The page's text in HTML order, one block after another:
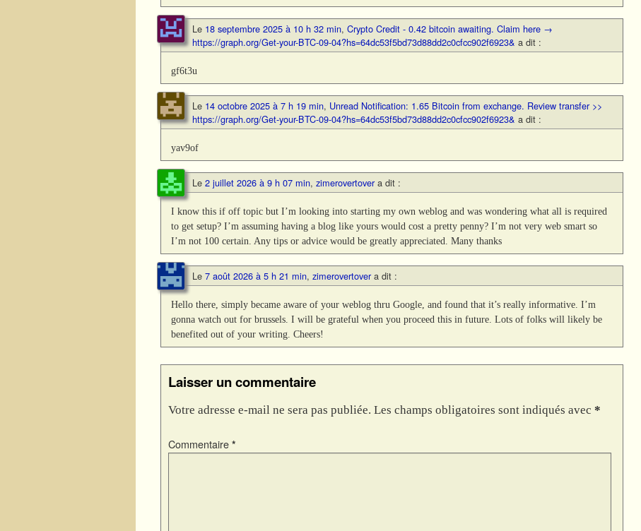
Le 18 septembre 2025 à 10 h 32 min, Crypto Credit - 0.42 bitcoin awaiting. Claim here →
https://graph.org/Get-your-BTC-09-04?hs=64dc53f5bd73d88dd2c0cfcc902f6923& a dit :
gf6t3u
Le 14 octobre 2025 à 7 h 19 min, Unread Notification: 1.65 Bitcoin from exchange. Review transfer >>
https://graph.org/Get-your-BTC-09-04?hs=64dc53f5bd73d88dd2c0cfcc902f6923& a dit :
yav9of
Le 2 juillet 2026 à 9 h 07 min, zimerovertover a dit :
I know this if off topic but I’m looking into starting my own weblog and was wondering what all is required
to get setup? I’m assuming having a blog like yours would cost a pretty penny? I’m not very web smart so
I’m not 100 certain. Any tips or advice would be greatly appreciated. Many thanks
Le 7 août 2026 à 5 h 21 min, zimerovertover a dit :
Hello there, simply became aware of your weblog thru Google, and found that it’s really informative. I’m
gonna watch out for brussels. I will be grateful when you proceed this in future. Lots of folks will likely be
benefited out of your writing. Cheers!
Laisser un commentaire
Votre adresse e-mail ne sera pas publiée. Les champs obligatoires sont indiqués avec *
Commentaire *